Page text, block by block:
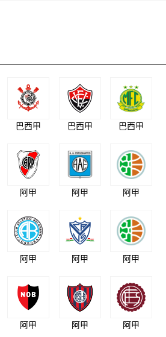
巴西甲 巴西甲 巴西甲
阿甲 阿甲 阿甲
阿甲 阿甲 阿甲
阿甲 阿甲 阿甲